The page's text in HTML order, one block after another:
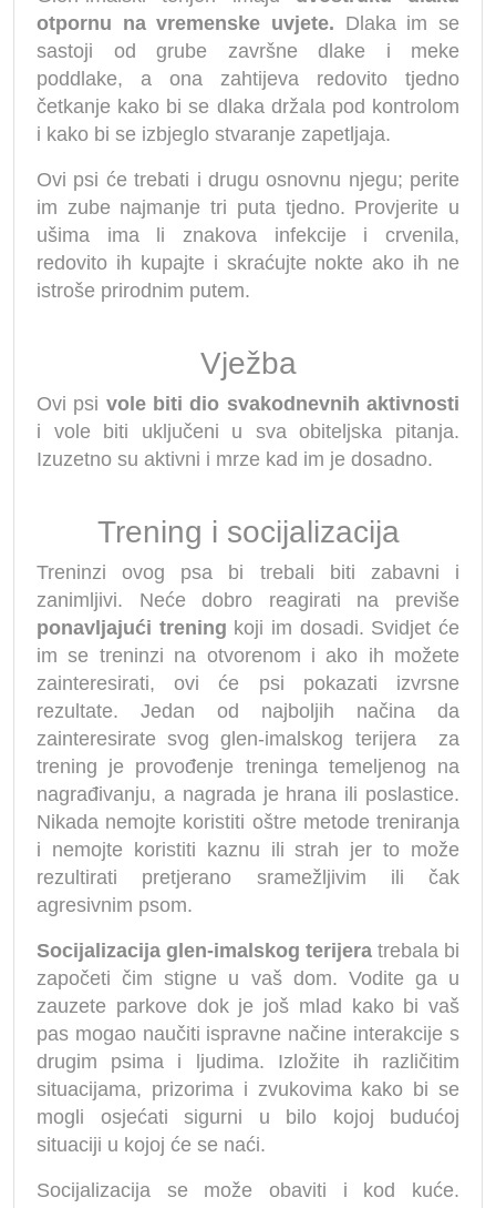
otpornu na vremenske uvjete. Dlaka im se
sastoji od grube završne dlake i meke
poddlake, a ona zahtijeva redovito tjedno
četkanje kako bi se dlaka držala pod kontrolom
i kako bi se izbjeglo stvaranje zapetljaja.
Ovi psi će trebati i drugu osnovnu njegu; perite
im zube najmanje tri puta tjedno. Provjerite u
ušima ima li znakova infekcije i crvenila,
redovito ih kupajte i skraćujte nokte ako ih ne
istroše prirodnim putem.
Vježba
Ovi psi vole biti dio svakodnevnih aktivnosti
i vole biti uključeni u sva obiteljska pitanja.
Izuzetno su aktivni i mrze kad im je dosadno.
Trening i socijalizacija
Treninzi ovog psa bi trebali biti zabavni i
zanimljivi. Neće dobro reagirati na previše
ponavljajući trening koji im dosadi. Svidjet će
im se treninzi na otvorenom i ako ih možete
zainteresirati, ovi će psi pokazati izvrsne
rezultate. Jedan od najboljih načina da
zainteresirate svog glen-imalskog terijera za
trening je provođenje treninga temeljenog na
nagrađivanju, a nagrada je hrana ili poslastice.
Nikada nemojte koristiti oštre metode treniranja
i nemojte koristiti kaznu ili strah jer to može
rezultirati pretjerano sramežljivim ili čak
agresivnim psom.
Socijalizacija glen-imalskog terijera trebala bi
započeti čim stigne u vaš dom. Vodite ga u
zauzete parkove dok je još mlad kako bi vaš
pas mogao naučiti ispravne načine interakcije s
drugim psima i ljudima. Izložite ih različitim
situacijama, prizorima i zvukovima kako bi se
mogli osjećati sigurni u bilo kojoj budućoj
situaciji u kojoj će se naći.
Socijalizacija se može obaviti i kod kuće.